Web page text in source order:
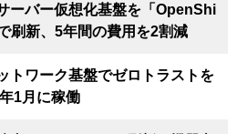
ーバー仮想化基盤を「OpenShi
刷新、5年間の費用を2割減
トワーク基盤でゼロトラストを
1月に稼働